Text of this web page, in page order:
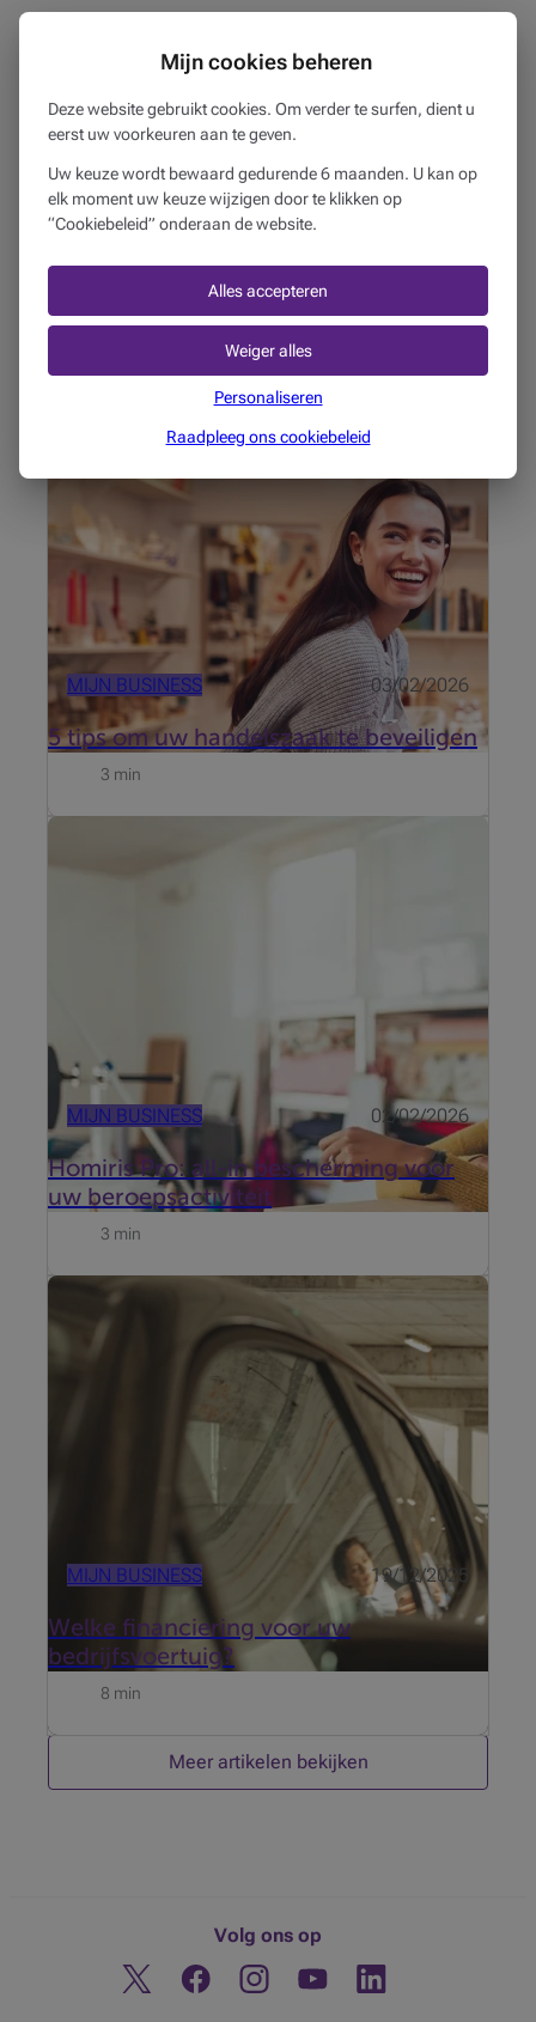
Deze publicatie bevat algemene informatie en vormt geen
persoonlijk advies. Deze informatie kan veranderen of
afhankelijk van de situatie. Beobank is niet verantwoordelijk
voor de juistheid, de volledigheid en de bijgewerkte versie van
de informatie uit de genoemde bronnen.
Deze artikelen kunnen je
ook interesseren...
MIJN BUSINESS 03/02/2026
5 tips om uw handelszaak te beveiligen
Inbraken, winkeldiefstal, fraude, … veel handelaars
verliezen flink wat geld door deze plagen. Om uw
zaak te beschermen gaat er niets boven preventieve
3 min
MIJN BUSINESS 02/02/2026
Homiris Pro: all-in bescherming voor
uw beroepsactiviteit
3 min
MIJN BUSINESS 19/12/2025
Welke financiering voor uw
bedrijfsvoertuig?
Of u nu werkt als zelfstandige, zaakvoerder van een
kmo of een vrij beroep uitoefent, mobiliteit is een
essentiële pijler in uw bedrijf. Een wagen kan tegelijk
een onmisbare tool in uw werk zijn én een
8 min
Meer artikelen bekijken
Volg ons op
Twitter FacebookInstagramOntdek ons YouTube-kanaal
Linkedin
Mijn cookies beheren
Deze website gebruikt cookies. Om verder te surfen, dient u
eerst uw voorkeuren aan te geven.
Uw keuze wordt bewaard gedurende 6 maanden. U kan op
elk moment uw keuze wijzigen door te klikken op
“Cookiebeleid” onderaan de website.
Alles accepteren
Weiger alles
Personaliseren
Raadpleeg ons cookiebeleid